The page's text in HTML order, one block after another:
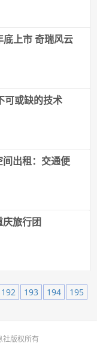
上市 奇瑞风云
可或缺的技术
出租：交通便
旅行团
192 193 194
195
社版权所有